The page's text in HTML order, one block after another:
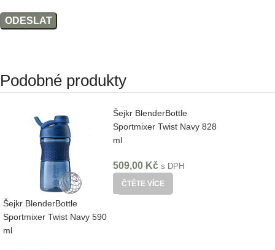
Podobné produkty
Šejkr BlenderBottle
Sportmixer Twist Navy 590
ml
Šejkr BlenderBottle
Sportmixer Twist Navy 828
ml
509,00 Kč s DPH
ČTĚTE VÍCE